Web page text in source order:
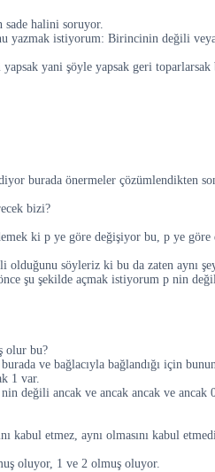
halini soruyor.
istiyorum: Birincinin değili
yani şöyle yapsak geri
burada önermeler çözümlendikten
bizi?
ki p ye göre değişiyor bu, p ye
söyleriz ki bu da zaten aynı
şu şekilde açmak istiyorum p nin
olur bu?
ve bağlacıyla bağlandığı için
1 var.
değili ancak ve ancak ancak ve ancak
kabul etmez, aynı olmasını kabul
oluyor, 1 ve 2 olmuş oluyor.